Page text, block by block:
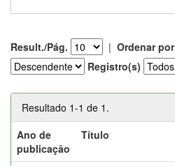
Result./Pág. | Ordenar por
Registro(s)
Resultado 1-1 de 1.
Ano de
publicação
Título